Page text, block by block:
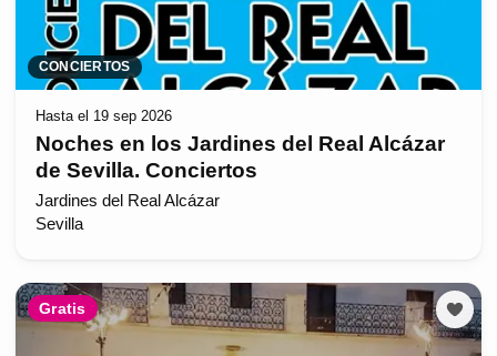
CONCIERTOS
Hasta el 19 sep 2026
Noches en los Jardines del Real Alcázar
de Sevilla. Conciertos
Jardines del Real Alcázar
Sevilla
Gratis